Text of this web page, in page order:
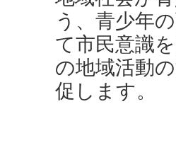
う、青少年
て市民意識
の地域活動
促します。